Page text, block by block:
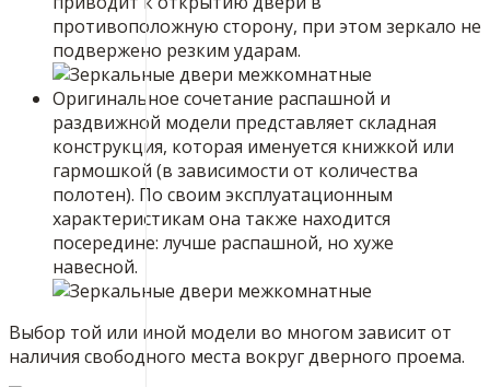
противоположную сторону, при этом зеркало не
подвержено резким ударам.
Оригинальное сочетание распашной и
раздвижной модели представляет складная
конструкция, которая именуется книжкой или
гармошкой (в зависимости от количества
полотен). По своим эксплуатационным
характеристикам она также находится
посередине: лучше распашной, но хуже
навесной.
Выбор той или иной модели во многом зависит от
наличия свободного места вокруг дверного проема.